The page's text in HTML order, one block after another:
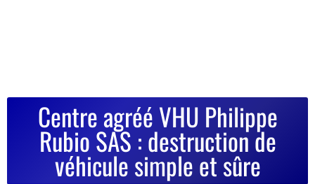
Centre agréé VHU Philippe
Rubio SAS : destruction de
véhicule simple et sûre